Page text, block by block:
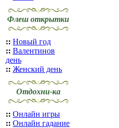
Флеш открытки
:: Новый год
:: Валентинов
день
:: Женский день
Отдохни-ка
:: Онлайн игры
:: Онлайн гадание